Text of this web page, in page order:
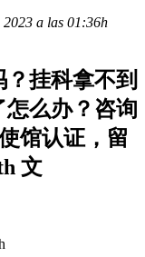
2023 a las 01:36h
挂科拿不到
么办？咨询
馆认证，留
文